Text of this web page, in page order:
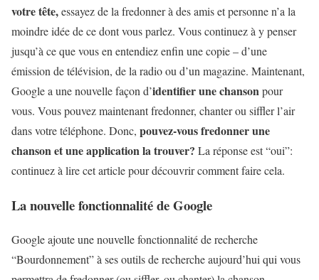
votre tête,essayez de la fredonner à des amis et personne n’a la
moindre idée de ce dont vous parlez. Vous continuez à y penser
jusqu’à ce que vous en entendiez enfin une copie – d’une
émission de télévision, de la radio ou d’un magazine. Maintenant,
Google a une nouvelle façon d’identifier une chansonpour
vous. Vous pouvez maintenant fredonner, chanter ou siffler l’air
dans votre téléphone. Donc, pouvez-vous fredonner une
chanson et une application la trouver? La réponse est “oui”:
continuez à lire cet article pour découvrir comment faire cela.
La nouvelle fonctionnalité de Google
Google ajoute une nouvelle fonctionnalité de recherche
“Bourdonnement” à ses outils de recherche aujourd’hui qui vous